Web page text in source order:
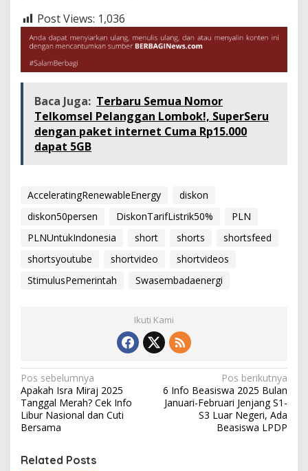
Post Views: 1,036
Baca Juga: Terbaru Semua Nomor
Telkomsel Pelanggan Lombok!, SuperSeru
dengan paket internet Cuma Rp15.000
dapat 5GB
AcceleratingRenewableEnergy
diskon
diskon50persen
DiskonTarifListrik50%
PLN
PLNUntukIndonesia
short shorts
shortsfeed
shortsyoutube
shortvideo
shortvideos
StimulusPemerintah
Swasembadaenergi
Ikuti Kami
Navigasi
pos
Pos sebelumnya
Apakah Isra Miraj 2025
Tanggal Merah? Cek Info
Libur Nasional dan Cuti
Bersama
Pos berikutnya
6 Info Beasiswa 2025 Bulan
Januari-Februari Jenjang S1-
S3 Luar Negeri, Ada
Beasiswa LPDP
Related Posts